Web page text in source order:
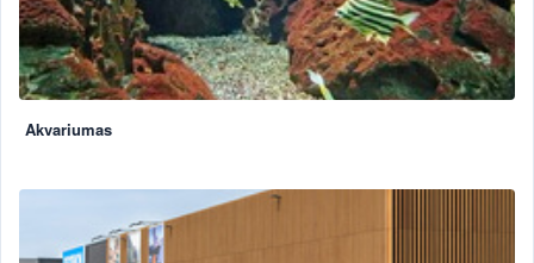
Akvariumas